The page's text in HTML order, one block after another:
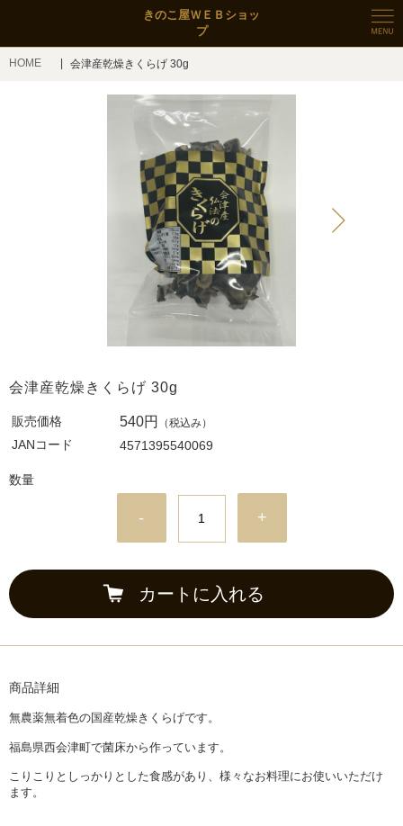
きのこ屋ＷＥＢショッ
プ
HOME 会津産乾燥きくらげ 30g
会津産乾燥きくらげ 30g
販売価格 540円 （税込み）
JANコード 4571395540069
数量
- +
カートに入れる
商品詳細
無農薬無着色の国産乾燥きくらげです。
福島県西会津町で菌床から作っています。
こりこりとしっかりとした食感があり、様々なお料理にお使いいただけ
ます。